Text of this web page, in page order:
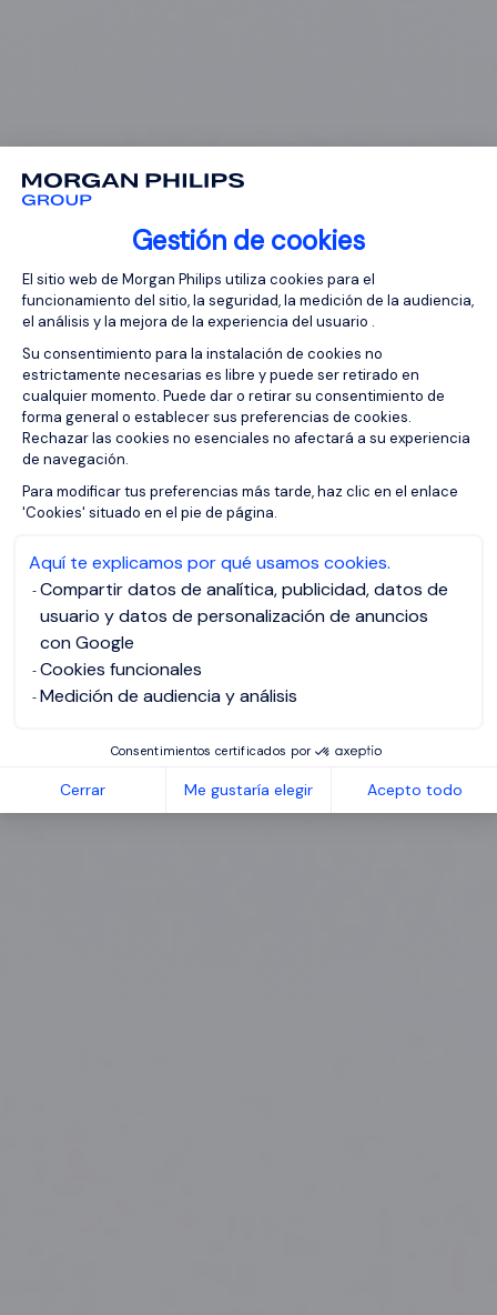
Gestión de cookies
Plataforma de Gestión de
El sitio web de Morgan Philips utiliza cookies para el
funcionamiento del sitio, la seguridad, la medición de la audiencia,
el análisis y la mejora de la experiencia del usuario .
Su consentimiento para la instalación de cookies no
estrictamente necesarias es libre y puede ser retirado en
cualquier momento. Puede dar o retirar su consentimiento de
forma general o establecer sus preferencias de cookies.
Rechazar las cookies no esenciales no afectará a su experiencia
de navegación.
Para modificar tus preferencias más tarde, haz clic en el enlace
'Cookies' situado en el pie de página.
Aquí te explicamos por qué usamos cookies.
Compartir datos de analítica, publicidad, datos de
usuario y datos de personalización de anuncios
con Google
Cookies funcionales
Medición de audiencia y análisis
Consentimientos certificados por
Cerrar Me gustaría elegir Acepto todo